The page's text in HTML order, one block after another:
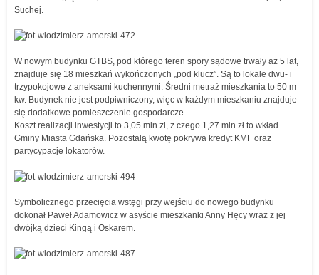
Suchej.
W nowym budynku GTBS, pod którego teren spory sądowe trwały aż 5 lat,
znajduje się 18 mieszkań wykończonych „pod klucz”. Są to lokale dwu- i
trzypokojowe z aneksami kuchennymi. Średni metraż mieszkania to 50 m
kw. Budynek nie jest podpiwniczony, więc w każdym mieszkaniu znajduje
się dodatkowe pomieszczenie gospodarcze.
Koszt realizacji inwestycji to 3,05 mln zł, z czego 1,27 mln zł to wkład
Gminy Miasta Gdańska. Pozostałą kwotę pokrywa kredyt KMF oraz
partycypacje lokatorów.
Symbolicznego przecięcia wstęgi przy wejściu do nowego budynku
dokonał Paweł Adamowicz w asyście mieszkanki Anny Hęcy wraz z jej
dwójką dzieci Kingą i Oskarem.